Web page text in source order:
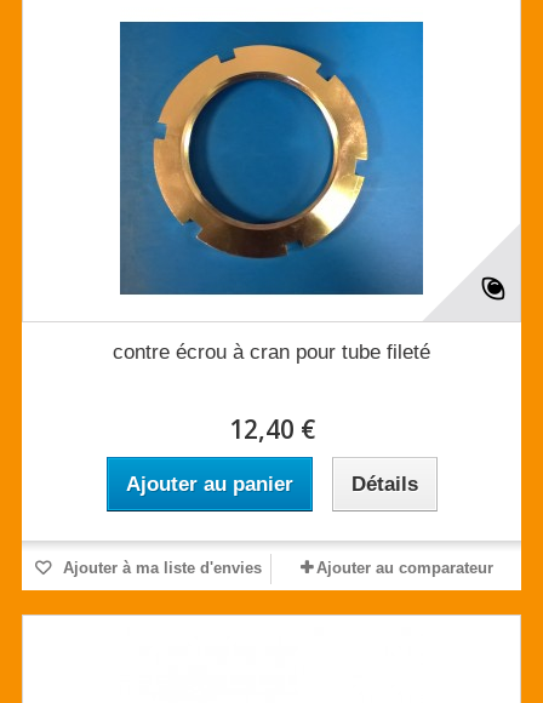
contre écrou à cran pour tube fileté
12,40 €
Ajouter au panier Détails
Ajouter à ma liste d'envies Ajouter au comparateur